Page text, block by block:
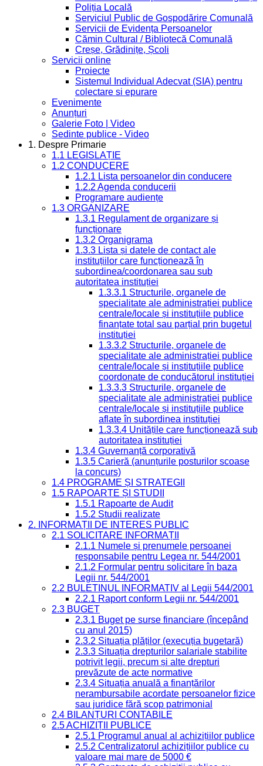
Poliția Locală
Serviciul Public de Gospodărire Comunală
Servicii de Evidența Persoanelor
Cămin Cultural / Bibliotecă Comunală
Creșe, Grădinițe, Școli
Servicii online
Proiecte
Sistemul Individual Adecvat (SIA) pentru
colectare si epurare
Evenimente
Anunțuri
Galerie Foto | Video
Sedinte publice - Video
1. Despre Primarie
1.1 LEGISLAȚIE
1.2 CONDUCERE
1.2.1 Lista persoanelor din conducere
1.2.2 Agenda conducerii
Programare audiențe
1.3 ORGANIZARE
1.3.1 Regulament de organizare și
funcționare
1.3.2 Organigrama
1.3.3 Lista și datele de contact ale
instituțiilor care funcționează în
subordinea/coordonarea sau sub
autoritatea instituției
1.3.3.1 Structurile, organele de
specialitate ale administrației publice
centrale/locale și instituțiile publice
finanțate total sau parțial prin bugetul
instituției
1.3.3.2 Structurile, organele de
specialitate ale administrației publice
centrale/locale și instituțiile publice
coordonate de conducătorul instituției
1.3.3.3 Structurile, organele de
specialitate ale administrației publice
centrale/locale și instituțiile publice
aflate în subordinea instituției
1.3.3.4 Unitățile care funcționează sub
autoritatea instituției
1.3.4 Guvernanță corporativă
1.3.5 Carieră (anunțurile posturilor scoase
la concurs)
1.4 PROGRAME ȘI STRATEGII
1.5 RAPOARTE ȘI STUDII
1.5.1 Rapoarte de Audit
1.5.2 Studii realizate
2. INFORMAȚII DE INTERES PUBLIC
2.1 SOLICITARE INFORMAȚII
2.1.1 Numele și prenumele persoanei
responsabile pentru Legea nr. 544/2001
2.1.2 Formular pentru solicitare în baza
Legii nr. 544/2001
2.2 BULETINUL INFORMATIV al Legii 544/2001
2.2.1 Raport conform Legii nr. 544/2001
2.3 BUGET
2.3.1 Buget pe surse financiare (începând
cu anul 2015)
2.3.2 Situația plăților (execuția bugetară)
2.3.3 Situația drepturilor salariale stabilite
potrivit legii, precum și alte drepturi
prevăzute de acte normative
2.3.4 Situația anuală a finanțărilor
nerambursabile acordate persoanelor fizice
sau juridice fără scop patrimonial
2.4 BILANȚURI CONTABILE
2.5 ACHIZIȚII PUBLICE
2.5.1 Programul anual al achizițiilor publice
2.5.2 Centralizatorul achizițiilor publice cu
valoare mai mare de 5000 €